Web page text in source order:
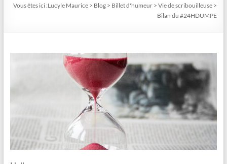
perdues
Vous êtes ici :Lucyle Maurice > Blog > Billet d'humeur >Vie de scribouilleuse >
Bilan du #24HDUMPE